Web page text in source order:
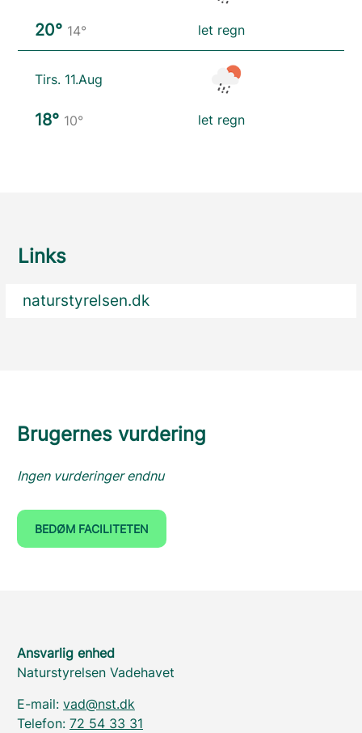
20° 14° let regn
Tirs. 11.Aug
18° 10° let regn
Links
naturstyrelsen.dk
Brugernes vurdering
Ingen vurderinger endnu
BEDØM FACILITETEN
Ansvarlig enhed
Naturstyrelsen Vadehavet
E-mail: vad@nst.dk
Telefon: 72 54 33 31